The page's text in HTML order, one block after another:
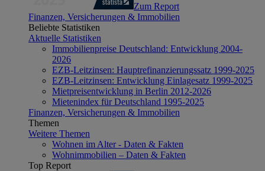
Zum Report
Finanzen, Versicherungen & Immobilien
Beliebte Statistiken
Aktuelle Statistiken
Immobilienpreise Deutschland: Entwicklung 2004-
2026
EZB-Leitzinsen: Hauptrefinanzierungssatz 1999-2025
EZB-Leitzinsen: Entwicklung Einlagesatz 1999-2025
Mietpreisentwicklung in Berlin 2012-2026
Mietenindex für Deutschland 1995-2025
Finanzen, Versicherungen & Immobilien
Themen
Weitere Themen
Wohnen im Alter - Daten & Fakten
Wohnimmobilien – Daten & Fakten
Top Report